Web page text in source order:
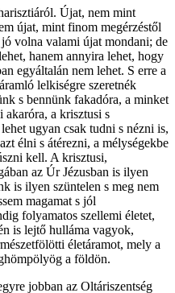
Újat, nem mint
újat, mint finom megérzéstől
volna valami újat mondani; de
hanem annyira lehet, hogy
egyáltalán nem lehet. S erre a
lelkiségre szeretnék
s bennünk fakadóra, a minket
a krisztusi s
ugyan csak tudni s nézni is,
élni s átérezni, a mélységekbe
kell. A krisztusi,
az Úr Jézusban is ilyen
is ilyen szüntelen s meg nem
magamat s jól
folyamatos szellemi életet,
is lejtő hulláma vagyok,
életáramot, mely a
a földön.
jobban az Oltáriszentség